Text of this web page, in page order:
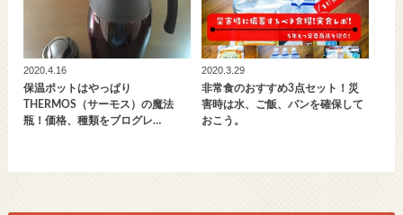
2020.4.16
保温ポットはやっぱり
THERMOS（サーモス）の魔法
瓶！価格、種類をブログレ…
2020.3.29
非常食のおすすめ3点セット！災
害時は水、ご飯、パンを確保して
おこう。